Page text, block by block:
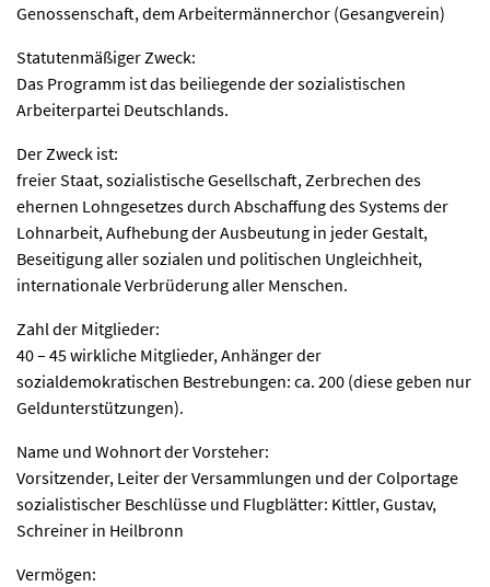
Genossenschaft, dem Arbeitermännerchor (Gesangverein)
Statutenmäßiger Zweck:
Das Programm ist das beiliegende der sozialistischen
Arbeiterpartei Deutschlands.
Der Zweck ist:
freier Staat, sozialistische Gesellschaft, Zerbrechen des
ehernen Lohngesetzes durch Abschaffung des Systems der
Lohnarbeit, Aufhebung der Ausbeutung in jeder Gestalt,
Beseitigung aller sozialen und politischen Ungleichheit,
internationale Verbrüderung aller Menschen.
Zahl der Mitglieder:
40 – 45 wirkliche Mitglieder, Anhänger der
sozialdemokratischen Bestrebungen: ca. 200 (diese geben nur
Geldunterstützungen).
Name und Wohnort der Vorsteher:
Vorsitzender, Leiter der Versammlungen und der Colportage
sozialistischer Beschlüsse und Flugblätter: Kittler, Gustav,
Schreiner in Heilbronn
Vermögen: